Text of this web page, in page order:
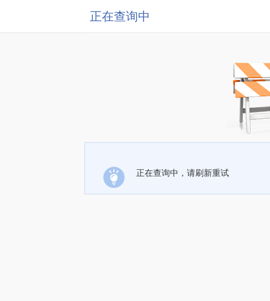
正在查询中
正在查询中，请刷新重试